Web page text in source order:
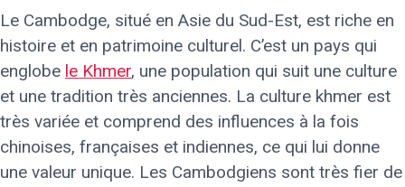
Le Cambodge, situé en Asie du Sud-Est, est riche en
histoire et en patrimoine culturel. C’est un pays qui
englobe le Khmer, une population qui suit une culture
et une tradition très anciennes. La culture khmer est
très variée et comprend des influences à la fois
chinoises, françaises et indiennes, ce qui lui donne
une valeur unique. Les Cambodgiens sont très fier de